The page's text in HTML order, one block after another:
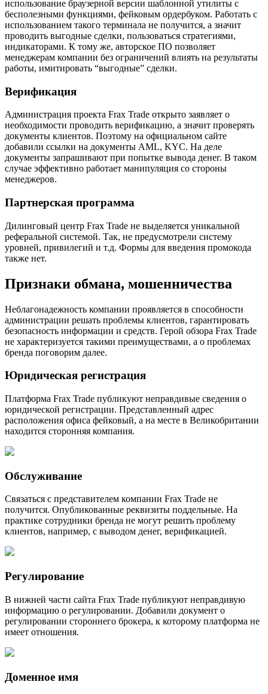
использование браузерной версии шаблонной утилиты с
бесполезными функциями, фейковым ордербуком. Работать с
использованием такого терминала не получится, а значит
проводить выгодные сделки, пользоваться стратегиями,
индикаторами. К тому же, авторское ПО позволяет
менеджерам компании без ограничений влиять на результаты
работы, имитировать “выгодные” сделки.
Верификация
Администрация проекта Frax Trade открыто заявляет о
необходимости проводить верификацию, а значит проверять
документы клиентов. Поэтому на официальном сайте
добавили ссылки на документы AML, KYC. На деле
документы запрашивают при попытке вывода денег. В таком
случае эффективно работает манипуляция со стороны
менеджеров.
Партнерская программа
Дилинговый центр Frax Trade не выделяется уникальной
реферальной системой. Так, не предусмотрели систему
уровней, привилегий и т.д. Формы для введения промокода
также нет.
Признаки обмана, мошенничества
Неблагонадежность компании проявляется в способности
администрации решать проблемы клиентов, гарантировать
безопасность информации и средств. Герой обзора Frax Trade
не характеризуется такими преимуществами, а о проблемах
бренда поговорим далее.
Юридическая регистрация
Платформа Frax Trade публикуют неправдивые сведения о
юридической регистрации. Представленный адрес
расположения офиса фейковый, а на месте в Великобритании
находится сторонняя компания.
Обслуживание
Связаться с представителем компании Frax Trade не
получится. Опубликованные реквизиты поддельные. На
практике сотрудники бренда не могут решить проблему
клиентов, например, с выводом денег, верификацией.
Регулирование
В нижней части сайта Frax Trade публикуют неправдивую
информацию о регулировании. Добавили документ о
регулировании стороннего брокера, к которому платформа не
имеет отношения.
Доменное имя